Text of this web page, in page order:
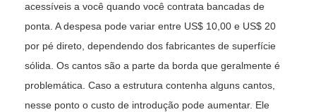
acessíveis a você quando você contrata bancadas de
ponta. A despesa pode variar entre US$ 10,00 e US$ 20
por pé direto, dependendo dos fabricantes de superfície
sólida. Os cantos são a parte da borda que geralmente é
problemática. Caso a estrutura contenha alguns cantos,
nesse ponto o custo de introdução pode aumentar. Ele